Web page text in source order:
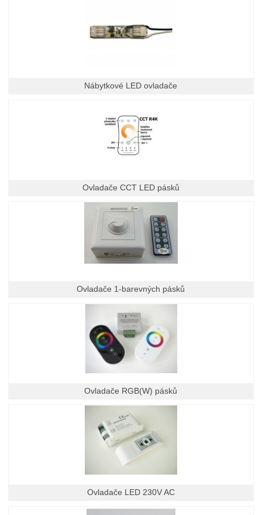
Nábytkové LED ovladače
Ovladače CCT LED pásků
Ovladače 1-barevných pásků
Ovladače RGB(W) pásků
Ovladače LED 230V AC